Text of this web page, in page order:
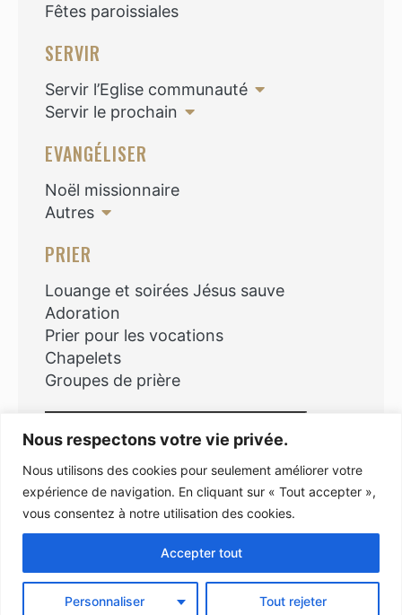
Nous respectons votre vie privée.
Nous utilisons des cookies pour seulement améliorer votre
expérience de navigation. En cliquant sur « Tout accepter »,
vous consentez à notre utilisation des cookies.
Personnaliser Tout rejeter
Accepter tout
Fêtes paroissiales
SERVIR
Servir l’Eglise communauté
Servir le prochain
EVANGÉLISER
Noël missionnaire
Autres
PRIER
Louange et soirées Jésus sauve
Adoration
Prier pour les vocations
Chapelets
Groupes de prière